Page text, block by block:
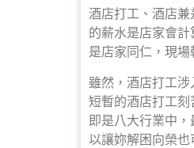
酒店打工、酒店
的薪水是店家會
是店家同仁，現場
雖然，酒店打工
短暫的酒店打工
即是八大行業中
以讓妳解困向榮